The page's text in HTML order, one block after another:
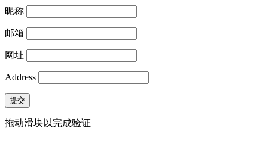
昵称
邮箱
网址
Address
提交
拖动滑块以完成验证